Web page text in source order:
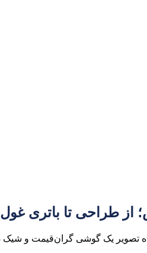
تصویر یک گوشی گران‌قیمت و شیک